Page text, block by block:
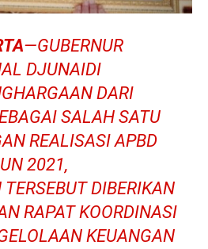
—GUBERNUR
DJUNAIDI
DARI
SALAH SATU
REALISASI APBD
2021,
DIBERIKAN
RAPAT KOORDINASI
KEUANGAN